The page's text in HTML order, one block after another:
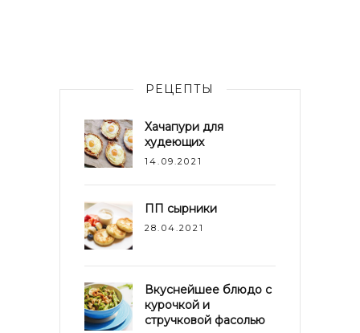
РЕЦЕПТЫ
Хачапури для
худеющих
14.09.2021
ПП сырники
28.04.2021
Вкуснейшее блюдо с
курочкой и
стручковой фасолью